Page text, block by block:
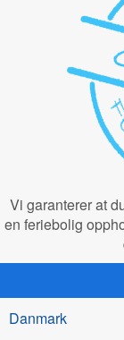
Vi garanterer at
en feriebolig
Danmark